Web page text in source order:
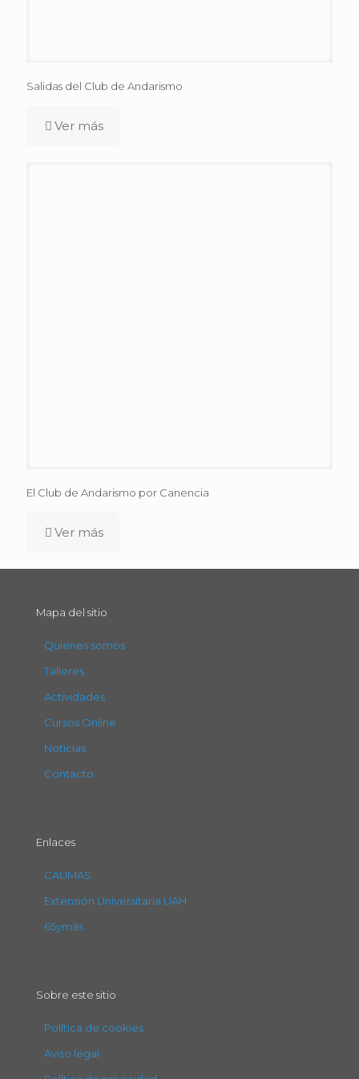
Salidas del Club de Andarismo
Ver más
El Club de Andarismo por Canencia
Ver más
Mapa del sitio
Quienes somos
Talleres
Actividades
Cursos Online
Noticias
Contacto
Enlaces
CAUMAS
Extensión Universitaria UAH
65ymás
Sobre este sitio
Política de cookies
Aviso legal